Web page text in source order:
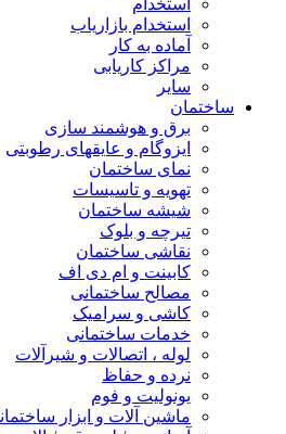
استخدام
استخدام بازاریاب
آماده به کار
مراکز کاریابی
سایر
ساختمان
برق و هوشمند سازی
ایزوگام و عایقهای رطوبتی
نمای ساختمان
تهویه و تاسیسات
شیشه ساختمان
تیرچه و بلوک
نقاشی ساختمان
کابینت و ام دی اف
مصالح ساختمانی
کاشی و سرامیک
خدمات ساختمانی
لوله ، اتصالات و شیرآلات
نرده و حفاظ
یونولیت و فوم
ماشین آلات و ابزار ساختمانی